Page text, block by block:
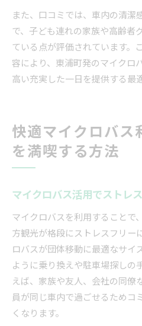
また、口コミでは、車内の清潔
で、子ども連れの家族や高齢者
ている点が評価されています。
容により、東浦町発のマイクロ
高い充実した一日を提供する最
快適マイクロバス
を満喫する方法
マイクロバス活用でストレ
マイクロバスを利用することで
方観光が格段にストレスフリー
ロバスが団体移動に最適なサイ
ように乗り換えや駐車場探しの
えば、家族や友人、会社の同僚
員が同じ車内で過ごせるためコ
くなります。